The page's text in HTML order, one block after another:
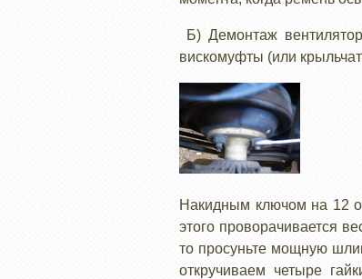
Б) Демонтаж
вискомуфты (или
Накидным ключом на 12
этого проворачивается
то просуньте мощную
откручиваем четыре